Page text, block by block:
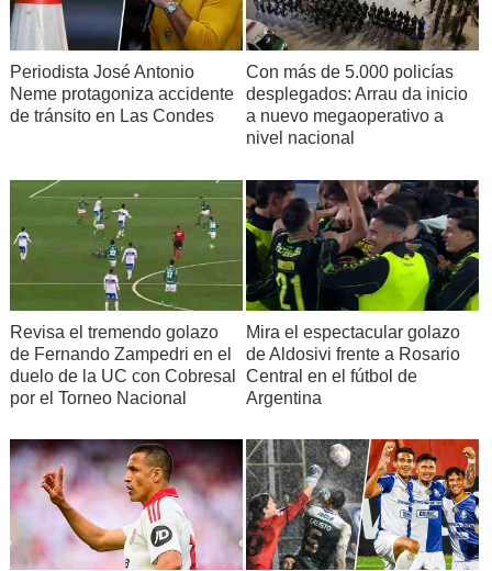
Periodista José Antonio
Neme protagoniza accidente
de tránsito en Las Condes
Con más de 5.000 policías
desplegados: Arrau da inicio
a nuevo megaoperativo a
nivel nacional
Revisa el tremendo golazo
de Fernando Zampedri en el
duelo de la UC con Cobresal
por el Torneo Nacional
Mira el espectacular golazo
de Aldosivi frente a Rosario
Central en el fútbol de
Argentina